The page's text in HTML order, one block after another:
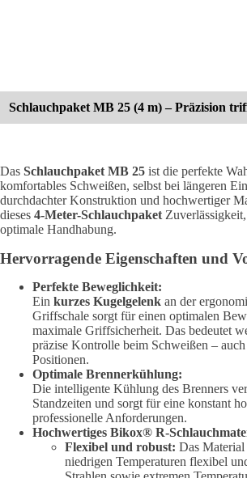
Schlauchpaket MB 25 (4 m) – Präzision
Das Schlauchpaket MB 25 ist die perfekte
komfortables Schweißen, selbst bei längeren
durchdachter Konstruktion und hochwertiger
dieses 4-Meter-Schlauchpaket
optimale Handhabung.
Hervorragende Eigenschaften und
Perfekte Beweglichkeit:
Ein kurzes Kugelgelenk an der
Griffschale sorgt für einen optimalen
maximale Griffsicherheit. Das bedeutet
präzise Kontrolle beim Schweißen –
Positionen.
Optimale Brennerkühlung:
Die intelligente Kühlung des Brenners
Standzeiten und sorgt für eine konstant
professionelle Anforderungen.
Hochwertiges Bikox® R-
Flexibel und robust: Das
niedrigen Temperaturen flexibel